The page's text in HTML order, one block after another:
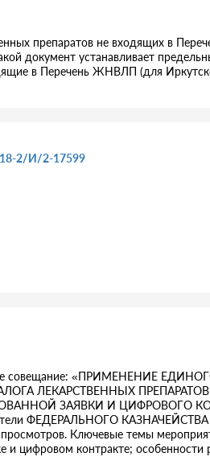
препаратов не входящих в
документ устанавливает
в Перечень ЖНВЛП (для
18-2/И/2-17599
совещание: «ПРИМЕНЕНИЕ
ЛЕКАРСТВЕННЫХ ПРЕПАРАТОВ
ЗАЯВКИ И ЦИФРОВОГО
ФЕДЕРАЛЬНОГО
Ключевые темы
и цифровом контракте;